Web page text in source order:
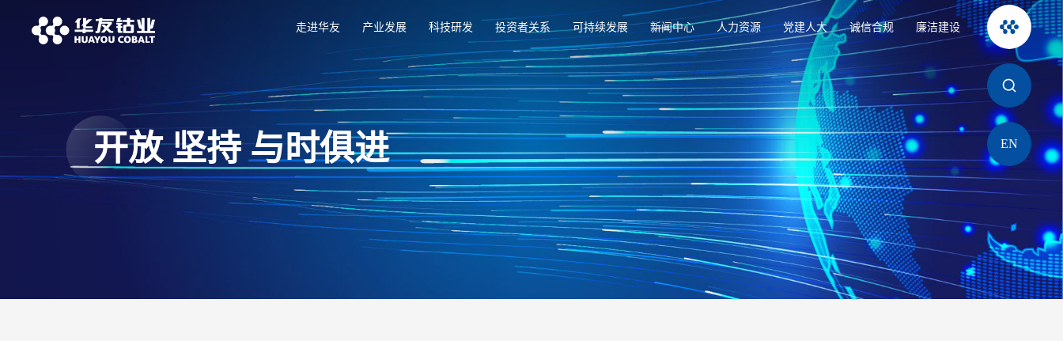
走进华友 产业发展 科技研发 投资者关系 可持续发展 新闻中心 人力资源 党建人大 诚信合规 廉洁建设
EN
开放 坚持 与时俱进